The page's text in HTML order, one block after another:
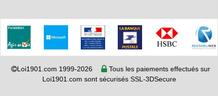
Loi1901.com 1999-2026
Tous les paiements effectués sur
Loi1901.com sont sécurisés SSL-3DSecure